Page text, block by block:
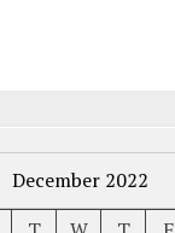
December 2022